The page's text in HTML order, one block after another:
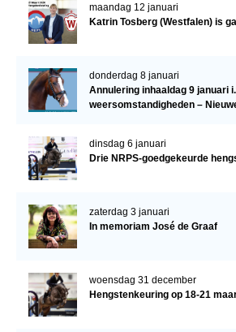
maandag 12 januari
Katrin Tosberg (Westfalen) is
donderdag 8 januari
Annulering inhaaldag 9 januari
weersomstandigheden –
dinsdag 6 januari
Drie NRPS-goedgekeurde
zaterdag 3 januari
In memoriam José de Graaf
woensdag 31 december
Hengstenkeuring op 18-21